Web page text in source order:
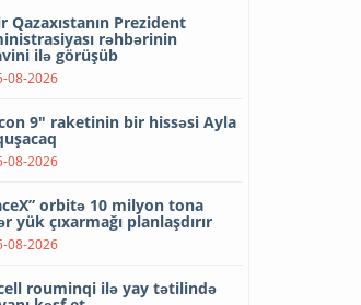
Qazaxıstanın Prezident
rəhbərinin
ilə görüşüb
08-2026
9" raketinin bir hissəsi Ayla
08-2026
orbitə 10 milyon tona
yük çıxarmağı planlaşdırır
08-2026
rouminqi ilə yay tətilində